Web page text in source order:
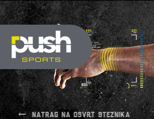
NATRAG NA OSVRT STEZNIKA